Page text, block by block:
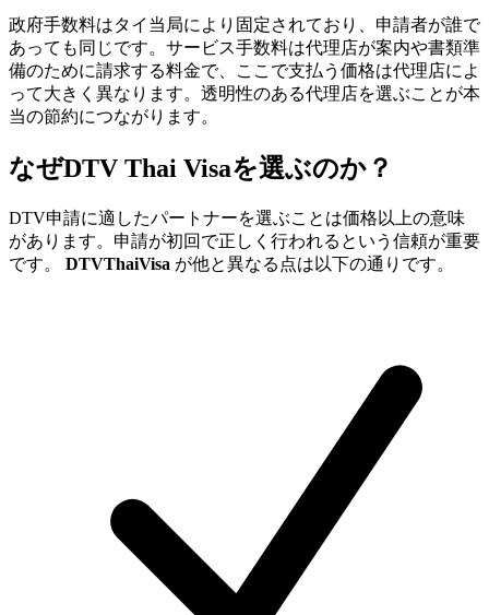
政府手数料はタイ当局により固定されており、申請者が誰で
あっても同じです。サービス手数料は代理店が案内や書類準
備のために請求する料金で、ここで支払う価格は代理店によ
って大きく異なります。透明性のある代理店を選ぶことが本
当の節約につながります。
なぜDTV Thai Visaを選ぶのか？
DTV申請に適したパートナーを選ぶことは価格以上の意味
があります。申請が初回で正しく行われるという信頼が重要
です。 DTVThaiVisa が他と異なる点は以下の通りです。